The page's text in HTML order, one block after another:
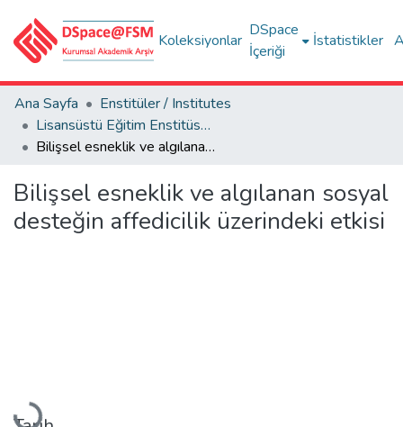
Koleksiyonlar
DSpace
İçeriği
İstatistikler
Ana Sayfa
Enstitüler / Institutes
Lisansüstü Eğitim Enstitüsü Tez Koleksiyonu
Bilişsel esneklik ve algılanan sosyal desteğin affedicilik üzerindeki etkisi
Bilişsel esneklik ve algılanan sosyal
desteğin affedicilik üzerindeki etkisi
Yükleniyor...